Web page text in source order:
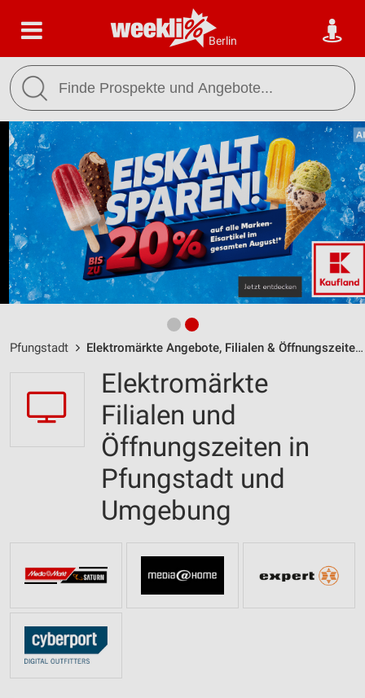
Berlin
Pfungstadt Elektromärkte Angebote, Filialen & Öffnungszeiten
Elektromärkte
Filialen und
Öffnungszeiten in
Pfungstadt und
Umgebung